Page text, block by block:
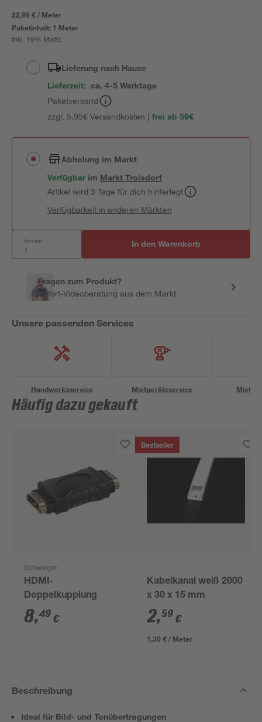
22,99 € / Meter
Paketinhalt: 1 Meter
inkl. 19% MwSt.
Lieferung nach Hause
Lieferzeit: ca. 4-5 Werktage
Paketversand
zzgl. 5,95€ Versandkosten | frei ab 59€
Abholung im Markt
Verfügbar im MarktTroisdorf
Artikel wird 3 Tage für dich hinterlegt
Verfügbarkeit in anderen Märkten
Anzahl: In den Warenkorb
Fragen zum Produkt?
Sofort-Videoberatung aus dem Markt
Unsere passenden Services
Handwerksservice Mietgeräteservice
Häufig dazu gekauft
Schwaiger
HDMI-
Doppelkupplung
8,49 €
Bestseller
Kabelkanal weiß 2000
x 30 x 15 mm
2,59 €
1,30 € / Meter
Beschreibung
Ideal für Bild- und Tonübertragungen